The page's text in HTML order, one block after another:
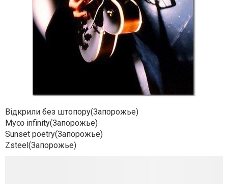
Відкрили без штопору(Запорожье)
My∞ infinity(Запорожье)
Sunset poetry(Запорожье)
Zsteel(Запорожье)